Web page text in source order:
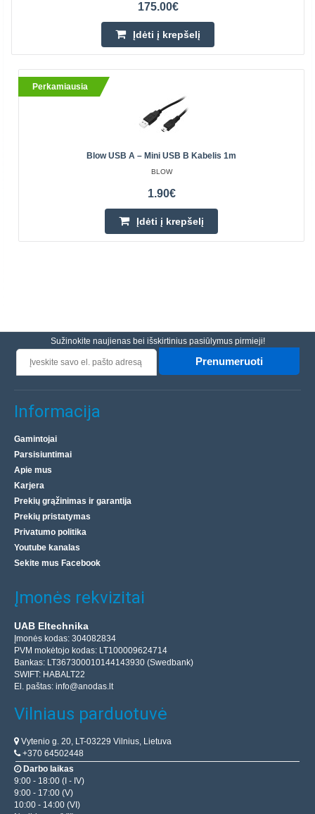
175.00€
Įdėti į krepšelį
Perkamiausia
Blow USB A – Mini USB B Kabelis 1m
BLOW
1.90€
Įdėti į krepšelį
Sužinokite naujienas bei išskirtinius pasiūlymus pirmieji!
Prenumeruoti
Informacija
Gamintojai
Parsisiuntimai
Apie mus
Karjera
Prekių grąžinimas ir garantija
Prekių pristatymas
Privatumo politika
Youtube kanalas
Sekite mus Facebook
Įmonės rekvizitai
UAB Eltechnika
Įmonės kodas: 304082834
PVM mokėtojo kodas: LT100009624714
Bankas: LT367300010144143930 (Swedbank)
SWIFT: HABALT22
El. paštas: info@anodas.lt
Vilniaus parduotuvė
Vytenio g. 20, LT-03229 Vilnius, Lietuva
+370 64502448
Darbo laikas
9:00 - 18:00 (I - IV)
9:00 - 17:00 (V)
10:00 - 14:00 (VI)